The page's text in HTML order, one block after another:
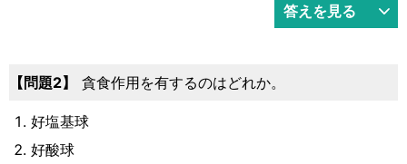
答えを見る
問題2 貪食作用を有するのはどれか。
好塩基球
好酸球